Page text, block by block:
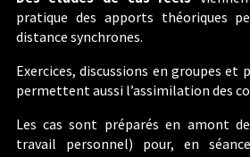
pratique des apports théoriques
distance synchrones.
Exercices, discussions en groupes et
permettent aussi l’assimilation des
Les cas sont préparés en amont
travail personnel) pour, en